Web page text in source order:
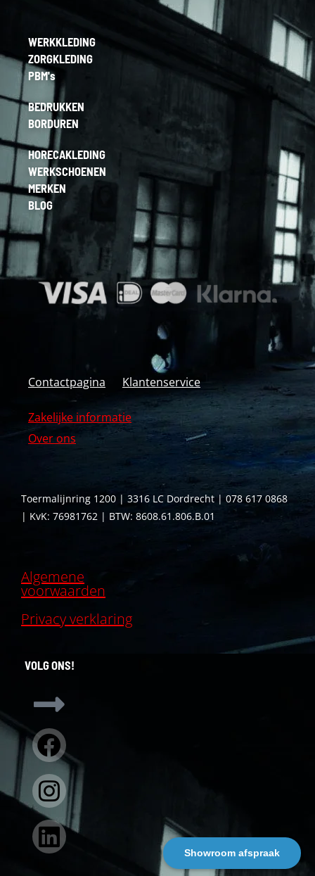
Showroom afspraak
WERKKLEDING
ZORGKLEDING
PBM's
BEDRUKKEN
BORDUREN
HORECAKLEDING
WERKSCHOENEN
MERKEN
BLOG
Contactpagina Klantenservice
Zakelijke informatie
Over ons
Toermalijnring 1200 | 3316 LC Dordrecht | 078 617 0868
| KvK: 76981762 | BTW: 8608.61.806.B.01
Algemene
voorwaarden
Privacy verklaring
VOLG ONS!
Facebook
Instagram
Linkedin